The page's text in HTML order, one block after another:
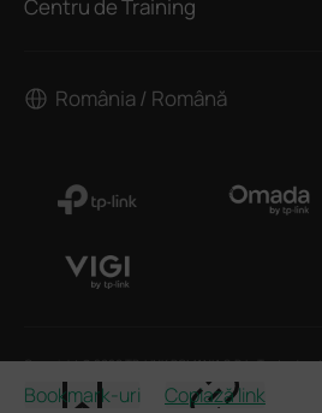
Bookmark-uri Copiază link
Centru de Training
România / Română
Copyright © 2026 TP-LINK ROMANIA S.R.L. Toate